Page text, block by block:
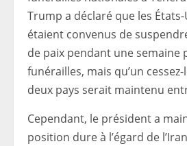
Trump a déclaré que les États-
étaient convenus de
de paix pendant une semaine
funérailles, mais qu’un
deux pays serait maintenu
Cependant, le président a
position dure à l’égard de